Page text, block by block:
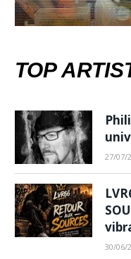
TOP
27/07/
30/06/